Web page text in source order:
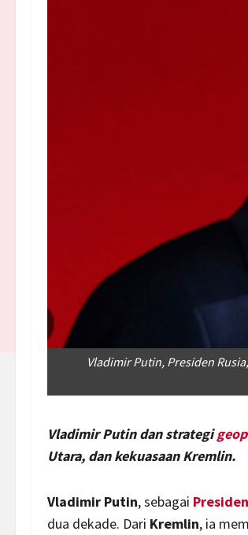
Vladimir Putin, Presiden
Vladimir Putin dan strategi
Utara, dan kekuasaan Kremlin.
Vladimir Putin, sebagai Presiden
dua dekade. Dari Kremlin, ia